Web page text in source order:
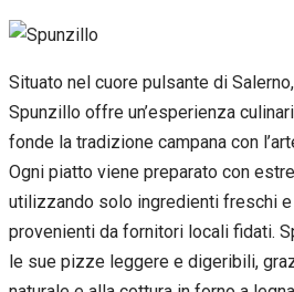
Situato nel cuore pulsante di
Spunzillo offre un’esperienza
fonde la tradizione campana con
Ogni piatto viene preparato con
utilizzando solo ingredienti freschi e
provenienti da fornitori locali fidati.
le sue pizze leggere e digeribili,